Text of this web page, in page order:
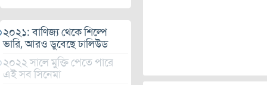
২০২১: বাণিজ্য থেকে শিল্পে
ভারি, আরও ডুবেছে ঢালিউড
২০২২ সালে মুক্তি পেতে পারে
এই সব সিনেমা